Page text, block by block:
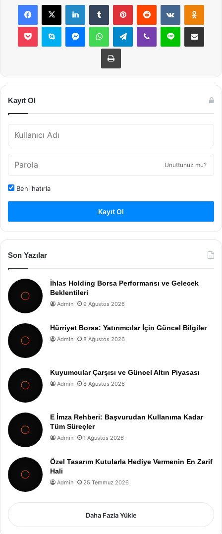
Facebook
X LinkedInTumblr PinterestReddit VKontakte
Pocket Skype MessengerWhatsAppTelegramViber Line E-Posta ile
Yazdır
Kayıt Ol
Unuttunuz mu?
Beni hatırla
Kayıt Ol
Son Yazılar
İhlas Holding Borsa Performansı ve Gelecek
Beklentileri
Admin 9 Ağustos 2026
Hürriyet Borsa: Yatırımcılar İçin Güncel Bilgiler
Admin 8 Ağustos 2026
Kuyumcular Çarşısı ve Güncel Altın Piyasası
Admin 8 Ağustos 2026
E İmza Rehberi: Başvurudan Kullanıma Kadar
Tüm Süreçler
Admin 1 Ağustos 2026
Özel Tasarım Kutularla Hediye Vermenin En Zarif
Hali
Admin 25 Temmuz 2026
Daha Fazla Yükle